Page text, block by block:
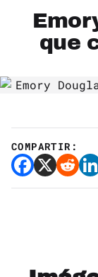
que
COMPARTIR: